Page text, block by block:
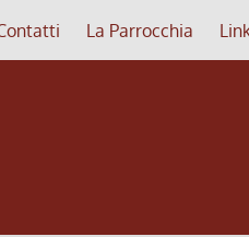
La Parrocchia